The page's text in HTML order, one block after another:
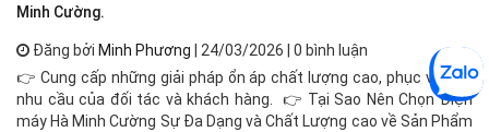
Minh Cường.
Đăng bởi Minh Phương | 24/03/2026 | 0 bình luận
👉 Cung cấp những giải pháp ổn áp chất lượng cao, phục vụ mọi
nhu cầu của đối tác và khách hàng. 👉 Tại Sao Nên Chọn Điện
máy Hà Minh Cường Sự Đa Dạng và Chất Lượng cao về Sản Phẩm